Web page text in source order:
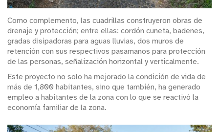
Como complemento, las cuadrillas construyeron obras de
drenaje y protección; entre ellas: cordón cuneta, badenes,
gradas disipadoras para aguas lluvias, dos muros de
retención con sus respectivos pasamanos para protección
de las personas, señalización horizontal y verticalmente.
Este proyecto no solo ha mejorado la condición de vida de
más de 1,800 habitantes, sino que también, ha generado
empleo a habitantes de la zona con lo que se reactivó la
economía familiar de la zona.